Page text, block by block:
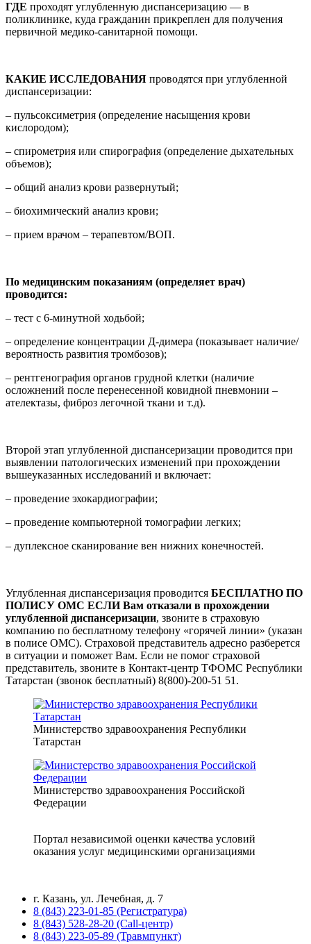
ГДЕ проходят углубленную диспансеризацию — в
поликлинике, куда гражданин прикреплен для получения
первичной медико-санитарной помощи.
КАКИЕ ИССЛЕДОВАНИЯ проводятся при углубленной
диспансеризации:
– пульсоксиметрия (определение насыщения крови
кислородом);
– спирометрия или спирография (определение дыхательных
объемов);
– общий анализ крови развернутый;
– биохимический анализ крови;
– прием врачом – терапевтом/ВОП.
По медицинским показаниям (определяет врач)
проводится:
– тест с 6-минутной ходьбой;
– определение концентрации Д-димера (показывает наличие/
вероятность развития тромбозов);
– рентгенография органов грудной клетки (наличие
осложнений после перенесенной ковидной пневмонии –
ателектазы, фиброз легочной ткани и т.д).
Второй этап углубленной диспансеризации проводится при
выявлении патологических изменений при прохождении
вышеуказанных исследований и включает:
– проведение эхокардиографии;
– проведение компьютерной томографии легких;
– дуплексное сканирование вен нижних конечностей.
Углубленная диспансеризация проводится БЕСПЛАТНО ПО
ПОЛИСУ ОМС ЕСЛИ Вам отказали в прохождении
углубленной диспансеризации, звоните в страховую
компанию по бесплатному телефону «горячей линии» (указан
в полисе ОМС). Страховой представитель адресно разберется
в ситуации и поможет Вам. Если не помог страховой
представитель, звоните в Контакт-центр ТФОМС Республики
Татарстан (звонок бесплатный) 8(800)-200-51 51.
Министерство здравоохранения Республики
Татарстан
Министерство здравоохранения Российской
Федерации
Портал независимой оценки качества условий
оказания услуг медицинскими организациями
г. Казань, ул. Лечебная, д. 7
8 (843) 223-01-85 (Регистратура)
8 (843) 528-28-20 (Call-центр)
8 (843) 223-05-89 (Травмпункт)